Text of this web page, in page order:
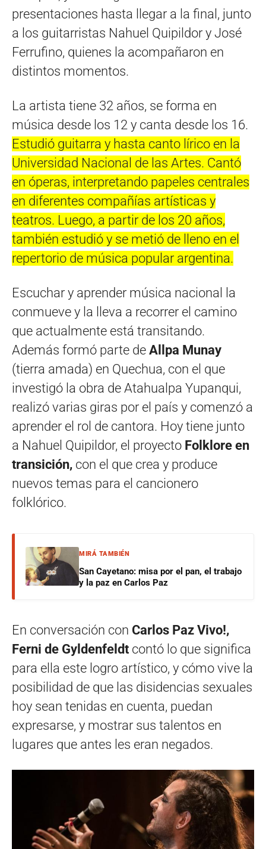
presentaciones hasta llegar a la final, junto
a los guitarristas Nahuel Quipildor y José
Ferrufino, quienes la acompañaron en
distintos momentos.
La artista tiene 32 años, se forma en
música desde los 12 y canta desde los 16.
Estudió guitarra y hasta canto lírico en la
Universidad Nacional de las Artes. Cantó
en óperas, interpretando papeles centrales
en diferentes compañías artísticas y
teatros. Luego, a partir de los 20 años,
también estudió y se metió de lleno en el
repertorio de música popular argentina.
Escuchar y aprender música nacional la
conmueve y la lleva a recorrer el camino
que actualmente está transitando.
Además formó parte de Allpa Munay
(tierra amada) en Quechua, con el que
investigó la obra de Atahualpa Yupanqui,
realizó varias giras por el país y comenzó a
aprender el rol de cantora. Hoy tiene junto
a Nahuel Quipildor, el proyecto Folklore en
transición, con el que crea y produce
nuevos temas para el cancionero
folklórico.
MIRÁ TAMBIÉN
San Cayetano: misa por el pan, el trabajo
y la paz en Carlos Paz
En conversación con Carlos Paz Vivo!,
Ferni de Gyldenfeldt contó lo que significa
para ella este logro artístico, y cómo vive la
posibilidad de que las disidencias sexuales
hoy sean tenidas en cuenta, puedan
expresarse, y mostrar sus talentos en
lugares que antes les eran negados.